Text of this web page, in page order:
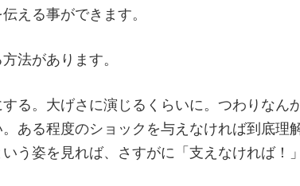
える事ができます。
法があります。
る。大げさに演じるくらいに。つわりなん
ある程度のショックを与えなければ到底理
う姿を見れば、さすがに「支えなければ！